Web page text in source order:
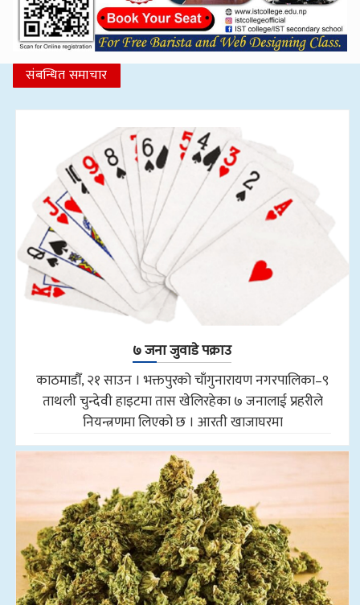
संबन्धित समाचार
७ जना जुवाडे पक्राउ
काठमाडौँ, २१ साउन । भक्तपुरको चाँगुनारायण नगरपालिका–९
ताथली चुन्देवी हाइटमा तास खेलिरहेका ७ जनालाई प्रहरीले
नियन्त्रणमा लिएको छ । आरती खाजाघरमा